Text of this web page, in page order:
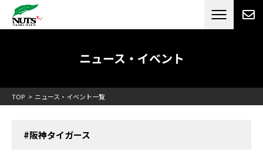
日本最大級のキャンピングカーメーカー
RV[テレビCM放送]
ニュース・イベント
TOP ニュース・イベント一覧
#阪神タイガース